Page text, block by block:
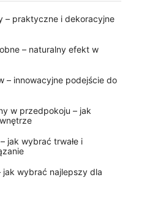
– praktyczne i dekoracyjne
– naturalny efekt w
– innowacyjne podejście do
w przedpokoju – jak
jak wybrać trwałe i
jak wybrać najlepszy dla